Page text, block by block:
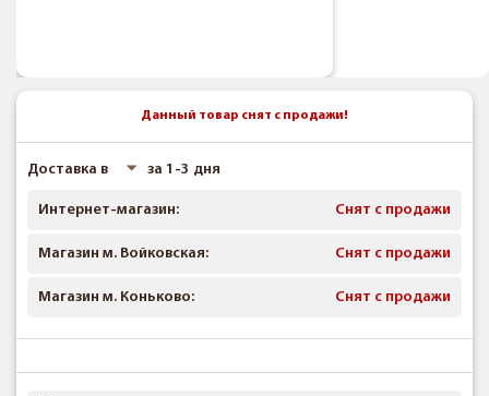
Данный товар снят с продажи!
Доставка в за 1-3 дня
Интернет-магазин: Снят с продажи
Магазин м. Войковская: Снят с продажи
Магазин м. Коньково: Снят с продажи